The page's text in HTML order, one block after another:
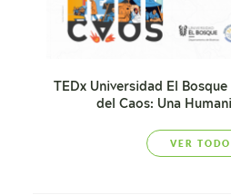
TEDx Universidad El
del Caos: Una
VER